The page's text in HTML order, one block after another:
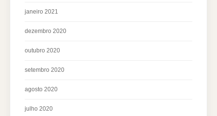
janeiro 2021
dezembro 2020
outubro 2020
setembro 2020
agosto 2020
julho 2020